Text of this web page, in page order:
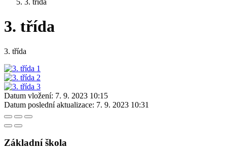
3. třída
3. třída
3. třída
Datum vložení: 7. 9. 2023 10:15
Datum poslední aktualizace: 7. 9. 2023 10:31
Základní škola